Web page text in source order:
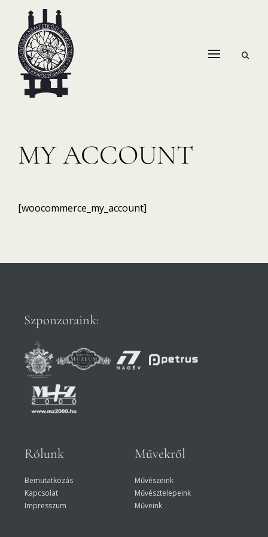
content
HANEMA – Hajdúsági Nemzetközi Művésztelep
open
MY ACCOUNT
[woocommerce_my_account]
Szponzoraink:
Rólunk
Bemutatkozás
Kapcsolat
Impresszum
Művekről
Művészeink
Művésztelepeink
Műveink